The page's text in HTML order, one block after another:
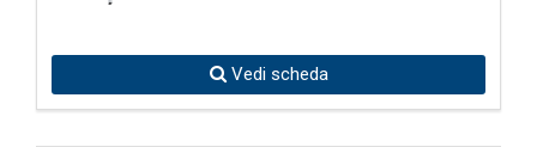
Vedi scheda